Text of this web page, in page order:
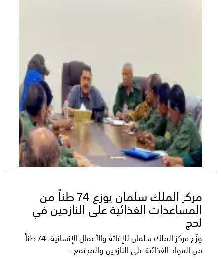
مركز الملك سلمان يوزع 74 طناً من
المساعدات الغذائية على النازحين في
لحج
​وزّع مركز الملك سلمان للإغاثة والأعمال الإنسانية، 74 طناً
من المواد الغذائية على النازحين والمجتمع...